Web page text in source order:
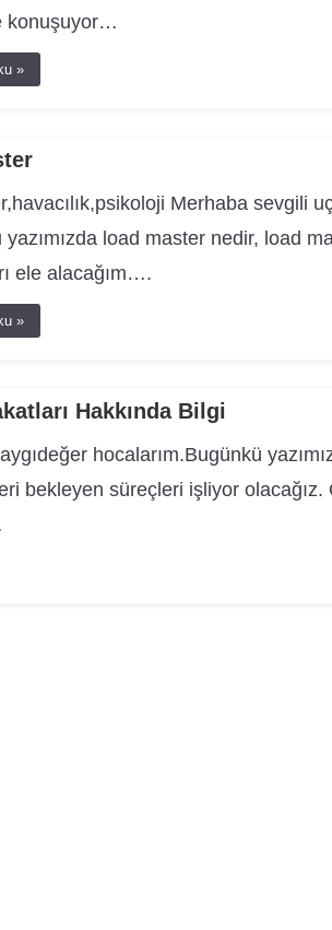
konuşuyor…
»
Merhaba sevgili
yazımızda load master nedir, load
ele alacağım….
»
Hakkında Bilgi
hocalarım.Bugünkü
bekleyen süreçleri işliyor olacağız.